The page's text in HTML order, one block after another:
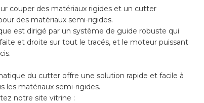
couper des matériaux rigides et un cutter
des matériaux semi-rigides.
est dirigé par un système de guide robuste qui
et droite sur tout le tracés, et le moteur puissant
du cutter offre une solution rapide et facile à
les matériaux semi-rigides.
notre site vitrine :